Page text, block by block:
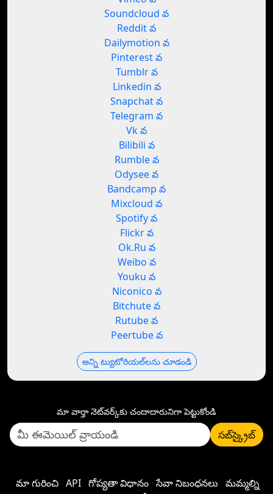
Soundcloud వ
Reddit వ
Dailymotion వ
Pinterest వ
Tumblr వ
Linkedin వ
Snapchat వ
Telegram వ
Vk వ
Bilibili వ
Rumble వ
Odysee వ
Bandcamp వ
Mixcloud వ
Spotify వ
Flickr వ
Ok.Ru వ
Weibo వ
Youku వ
Niconico వ
Bitchute వ
Rutube వ
Peertube వ
అన్ని ట్యుటోరియల్‌లను చూడండి
మా వార్తా నెట్‌వర్క్‌కు చందాదారునిగా పెట్టుకోండి
సబ్‌స్క్రైబ్
మా గురించి API గోప్యతా విధానం సేవా నిబంధనలు మమ్మల్ని